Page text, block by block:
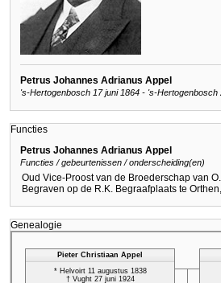
Petrus Johannes Adrianus Appel
's-Hertogenbosch 17 juni 1864 - 's-Hertogenbosch
Functies
Petrus Johannes Adrianus Appel
Functies / gebeurtenissen / onderscheiding(en)
Oud Vice-Proost van de Broederschap van
Begraven op de R.K. Begraafplaats te
Genealogie